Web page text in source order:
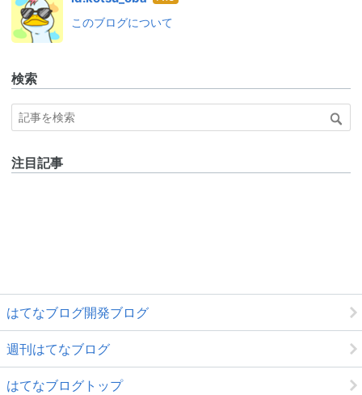
ログ
このブログについて
検索
注目記事
はてなブログ開発ブログ
週刊はてなブログ
はてなブログトップ